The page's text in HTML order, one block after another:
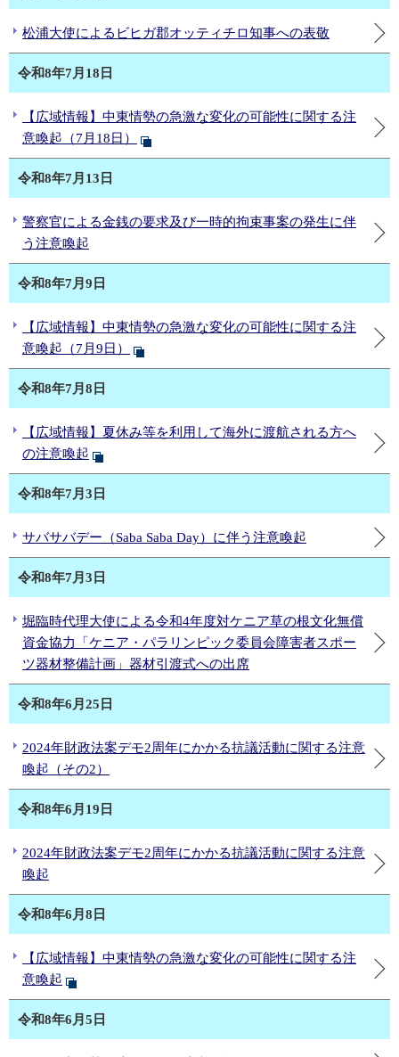
松浦大使によるビヒガ郡オッティチロ知事への表敬
令和8年7月18日
【広域情報】中東情勢の急激な変化の可能性に関する注
意喚起（7月18日）
令和8年7月13日
警察官による金銭の要求及び一時的拘束事案の発生に伴
う注意喚起
令和8年7月9日
【広域情報】中東情勢の急激な変化の可能性に関する注
意喚起（7月9日）
令和8年7月8日
【広域情報】夏休み等を利用して海外に渡航される方へ
の注意喚起
令和8年7月3日
サバサバデー（Saba Saba Day）に伴う注意喚起
令和8年7月3日
堀臨時代理大使による令和4年度対ケニア草の根文化無償
資金協力「ケニア・パラリンピック委員会障害者スポー
ツ器材整備計画」器材引渡式への出席
令和8年6月25日
2024年財政法案デモ2周年にかかる抗議活動に関する注意
喚起（その2）
令和8年6月19日
2024年財政法案デモ2周年にかかる抗議活動に関する注意
喚起
令和8年6月8日
【広域情報】中東情勢の急激な変化の可能性に関する注
意喚起
令和8年6月5日